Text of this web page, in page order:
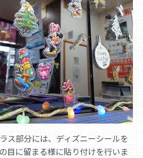
ス部分には、ディズニーシールを
目に留まる様に貼り付けを行いま